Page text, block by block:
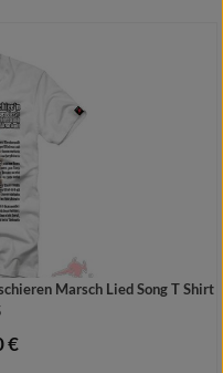
Marsch Lied Song T Shirt
€